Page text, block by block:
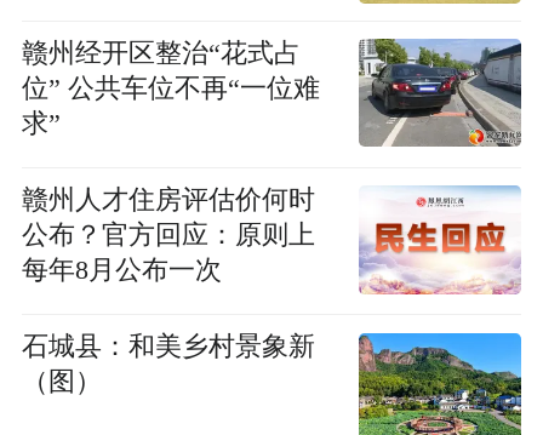
赣州经开区整治“花式占
位” 公共车位不再“一位难
求”
赣州人才住房评估价何时
公布？官方回应：原则上
每年8月公布一次
石城县：和美乡村景象新
（图）